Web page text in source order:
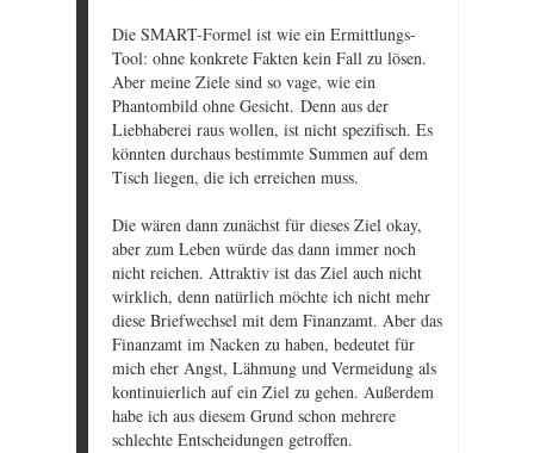
Die SMART-Formel ist wie ein Ermittlungs-
Tool: ohne konkrete Fakten kein Fall zu lösen.
Aber meine Ziele sind so vage, wie ein
Phantombild ohne Gesicht. Denn aus der
Liebhaberei raus wollen, ist nicht spezifisch. Es
könnten durchaus bestimmte Summen auf dem
Tisch liegen, die ich erreichen muss.
Die wären dann zunächst für dieses Ziel okay,
aber zum Leben würde das dann immer noch
nicht reichen. Attraktiv ist das Ziel auch nicht
wirklich, denn natürlich möchte ich nicht mehr
diese Briefwechsel mit dem Finanzamt. Aber das
Finanzamt im Nacken zu haben, bedeutet für
mich eher Angst, Lähmung und Vermeidung als
kontinuierlich auf ein Ziel zu gehen. Außerdem
habe ich aus diesem Grund schon mehrere
schlechte Entscheidungen getroffen.